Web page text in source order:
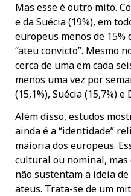
Mas esse é outro mito.
e da Suécia (19%), em
europeus menos de 15%
“ateu convicto”. Mesmo
cerca de uma em cada
menos uma vez por
(15,1%), Suécia (15,7%) e
Além disso, estudos
ainda é a “identidade”
maioria dos europeus.
cultural ou nominal, mas
não sustentam a ideia
ateus. Trata-se de um